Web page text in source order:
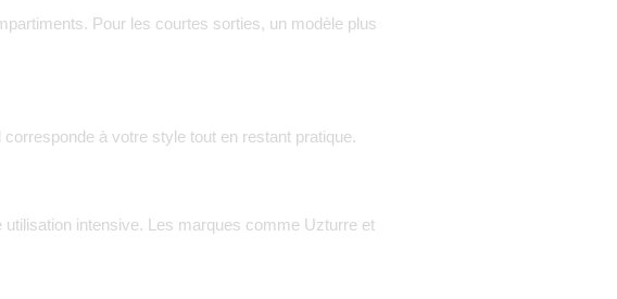
Pour les courtes sorties, un modèle plus
à votre style tout en restant pratique.
utilisation intensive. Les marques comme Uzturre et